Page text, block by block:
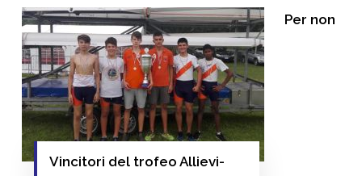
Vincitori del trofeo Allievi-
Per non